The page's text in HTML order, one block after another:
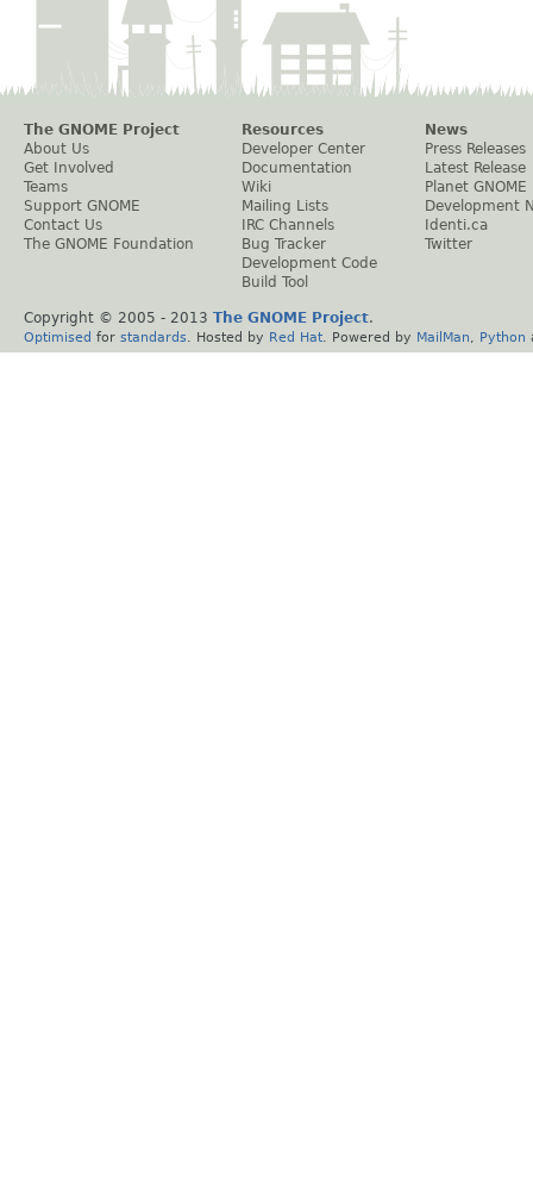
The GNOME Project
About Us
Get Involved
Teams
Support GNOME
Contact Us
The GNOME Foundation
Resources
Developer Center
Documentation
Wiki
Mailing Lists
IRC Channels
Bug Tracker
Development Code
Build Tool
News
Press Releases
Latest Release
Planet GNOME
Development
Identi.ca
Twitter
Copyright © 2005 - 2013 The GNOME Project.
Optimised for standards . Hosted by Red Hat . Powered by MailMan Python